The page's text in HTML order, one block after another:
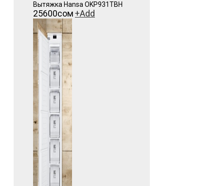
Вытяжка Hansa OKP931TBH
25600сом+Add